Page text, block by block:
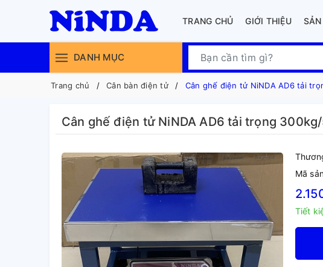
TRANG CHỦ GIỚI THIỆU
DANH MỤC
Trang chủ Cân bàn điện tử Cân ghế điện tử NiNDA AD6 tải
Cân ghế điện tử NiNDA AD6 tải trọng
Mã
Tiết